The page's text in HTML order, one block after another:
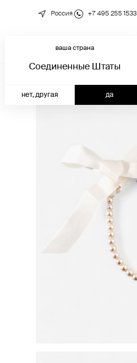
Россия +7 495 255 1533
новинкиваша страна
Соединенные Штаты
да
нет, другая